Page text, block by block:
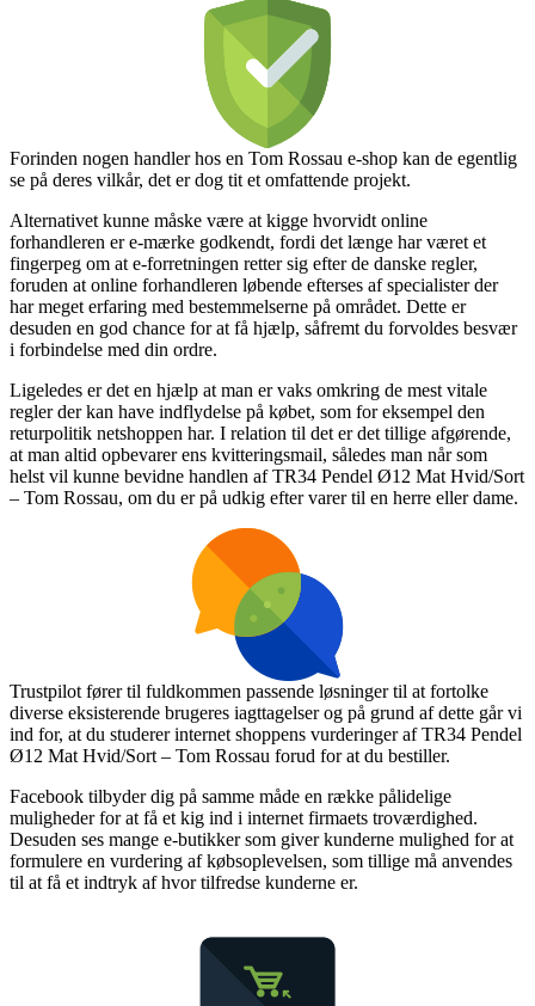
Forinden nogen handler hos en Tom Rossau e-shop kan de egentlig
se på deres vilkår, det er dog tit et omfattende projekt.
Alternativet kunne måske være at kigge hvorvidt online
forhandleren er e-mærke godkendt, fordi det længe har været et
fingerpeg om at e-forretningen retter sig efter de danske regler,
foruden at online forhandleren løbende efterses af specialister der
har meget erfaring med bestemmelserne på området. Dette er
desuden en god chance for at få hjælp, såfremt du forvoldes besvær
i forbindelse med din ordre.
Ligeledes er det en hjælp at man er vaks omkring de mest vitale
regler der kan have indflydelse på købet, som for eksempel den
returpolitik netshoppen har. I relation til det er det tillige afgørende,
at man altid opbevarer ens kvitteringsmail, således man når som
helst vil kunne bevidne handlen af TR34 Pendel Ø12 Mat Hvid/Sort
– Tom Rossau, om du er på udkig efter varer til en herre eller dame.
Trustpilot fører til fuldkommen passende løsninger til at fortolke
diverse eksisterende brugeres iagttagelser og på grund af dette går vi
ind for, at du studerer internet shoppens vurderinger af TR34 Pendel
Ø12 Mat Hvid/Sort – Tom Rossau forud for at du bestiller.
Facebook tilbyder dig på samme måde en række pålidelige
muligheder for at få et kig ind i internet firmaets troværdighed.
Desuden ses mange e-butikker som giver kunderne mulighed for at
formulere en vurdering af købsoplevelsen, som tillige må anvendes
til at få et indtryk af hvor tilfredse kunderne er.